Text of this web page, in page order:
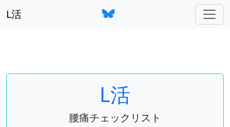
L活
L活
腰痛チェックリスト